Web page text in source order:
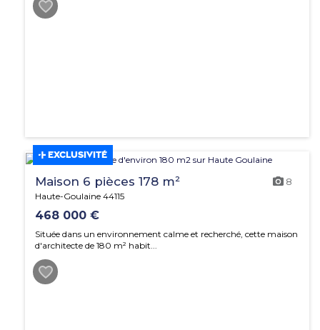
EXCLUSIVITÉ
Maison 6 pièces 178 m² 8
Haute-Goulaine 44115
468 000 €
Située dans un environnement calme et recherché, cette maison
d'architecte de 180 m² habit...